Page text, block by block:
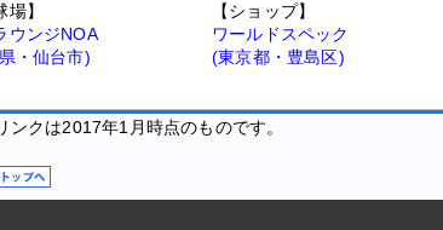
場】
ウンジNOA
・仙台市)
【ショップ】
ワールドスペック
(東京都・豊島区)
ンクは2017年1月時点のものです。